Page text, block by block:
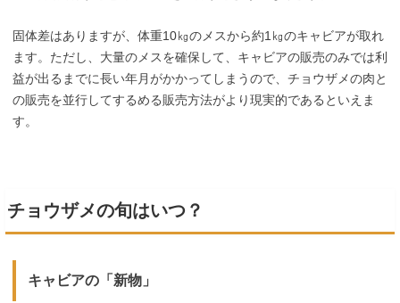
固体差はありますが、体重10㎏のメスから約1㎏のキャビアが取れ
ます。ただし、大量のメスを確保して、キャビアの販売のみでは利
益が出るまでに長い年月がかかってしまうので、チョウザメの肉と
の販売を並行してするめる販売方法がより現実的であるといえま
す。
チョウザメの旬はいつ？
キャビアの「新物」